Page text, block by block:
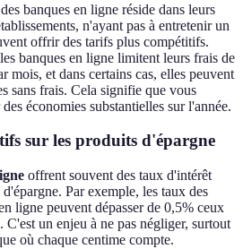
banques en ligne réside dans leurs
n'ayant pas à entretenir un
offrir des tarifs plus compétitifs.
banques en ligne limitent leurs frais de
mois, et dans certains cas, elles peuvent
sans frais. Cela signifie que vous
économies substantielles sur l'année.
sur les produits d'épargne
offrent souvent des taux d'intérêt
Par exemple, les taux des
ligne peuvent dépasser de 0,5% ceux
C'est un enjeu à ne pas négliger, surtout
où chaque centime compte.